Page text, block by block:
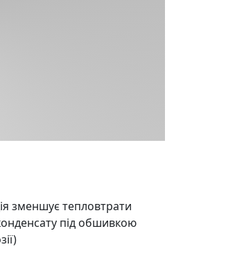
зменшує тепловтрати
під обшивкою